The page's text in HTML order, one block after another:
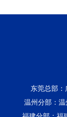
东莞总部
温州分部：